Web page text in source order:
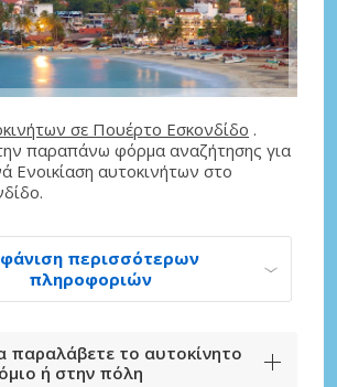
σε Πουέρτο Εσκονδίδο .
παραπάνω φόρμα αναζήτησης για
Ενοικίαση αυτοκινήτων στο
περισσότερων
πληροφοριών
παραλάβετε το αυτοκίνητο
ή στην πόλη